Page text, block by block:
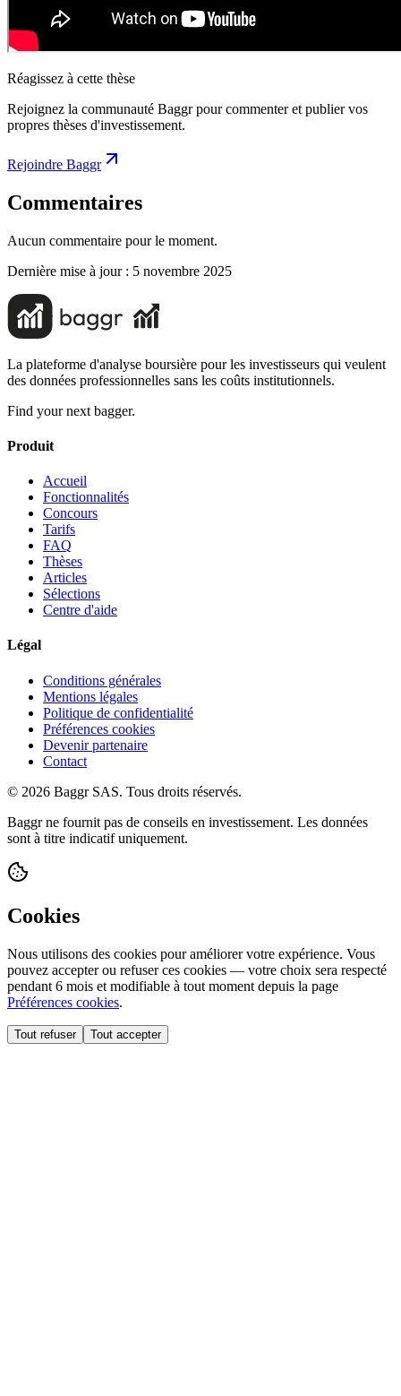
Réagissez à cette thèse
Rejoignez la communauté Baggr pour commenter et publier vos
propres thèses d'investissement.
Rejoindre Baggr
Commentaires
Aucun commentaire pour le moment.
Dernière mise à jour : 5 novembre 2025
La plateforme d'analyse boursière pour les investisseurs qui veulent
des données professionnelles sans les coûts institutionnels.
Find your next bagger.
Produit
Accueil
Fonctionnalités
Concours
Tarifs
FAQ
Thèses
Articles
Sélections
Centre d'aide
Légal
Conditions générales
Mentions légales
Politique de confidentialité
Préférences cookies
Devenir partenaire
Contact
© 2026 Baggr SAS. Tous droits réservés.
Baggr ne fournit pas de conseils en investissement. Les données
sont à titre indicatif uniquement.
Cookies
Nous utilisons des cookies pour améliorer votre expérience. Vous
pouvez accepter ou refuser ces cookies — votre choix sera respecté
pendant 6 mois et modifiable à tout moment depuis la page
Préférences cookies.
Tout refuser Tout accepter